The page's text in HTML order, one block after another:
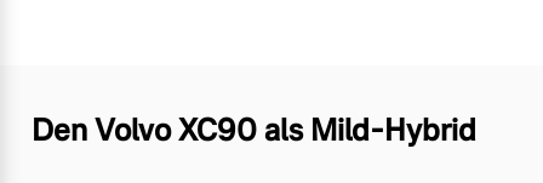
Den Volvo XC90 als Mild-Hybrid